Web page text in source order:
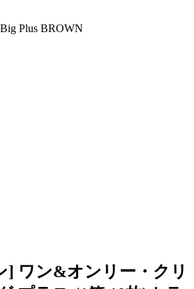
Plus BROWN
] ワン&オンリー・クリ